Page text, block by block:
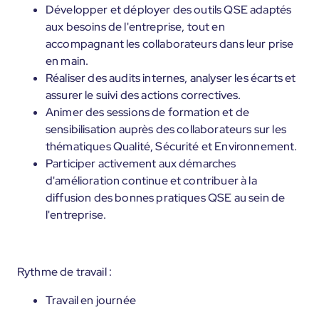
Développer et déployer des outils QSE adaptés
aux besoins de l'entreprise, tout en
accompagnant les collaborateurs dans leur prise
en main.
Réaliser des audits internes, analyser les écarts et
assurer le suivi des actions correctives.
Animer des sessions de formation et de
sensibilisation auprès des collaborateurs sur les
thématiques Qualité, Sécurité et Environnement.
Participer activement aux démarches
d'amélioration continue et contribuer à la
diffusion des bonnes pratiques QSE au sein de
l'entreprise.
Rythme de travail :
Travail en journée